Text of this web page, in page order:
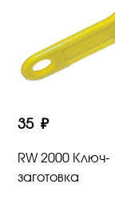
35 ₽
RW 2000 Ключ-
заготовка